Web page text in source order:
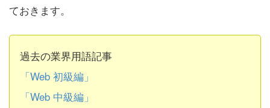
ておきます。
過去の業界用語記事
「Web 初級編」
「Web 中級編」